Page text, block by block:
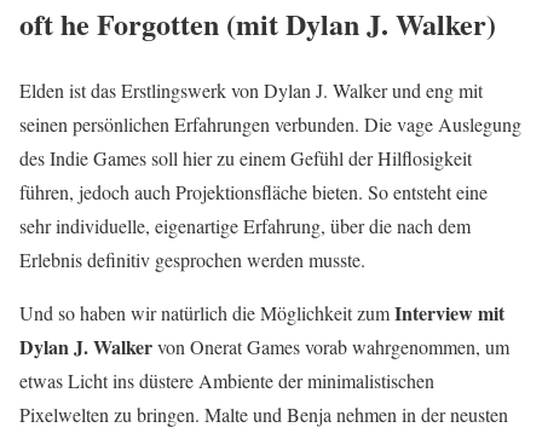
oft he Forgotten (mit Dylan J. Walker)
Elden ist das Erstlingswerk von Dylan J. Walker und eng mit
seinen persönlichen Erfahrungen verbunden. Die vage Auslegung
des Indie Games soll hier zu einem Gefühl der Hilflosigkeit
führen, jedoch auch Projektionsfläche bieten. So entsteht eine
sehr individuelle, eigenartige Erfahrung, über die nach dem
Erlebnis definitiv gesprochen werden musste.
Und so haben wir natürlich die Möglichkeit zumInterview mit
DylanJ. Walkervon Onerat Games vorab wahrgenommen, um
etwas Licht ins düstere Ambiente der minimalistischen
Pixelwelten zu bringen. Malte und Benja nehmen in der neusten